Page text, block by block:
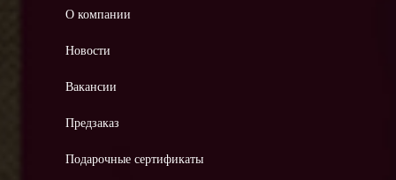
О компании
Новости
Вакансии
Предзаказ
Подарочные сертификаты